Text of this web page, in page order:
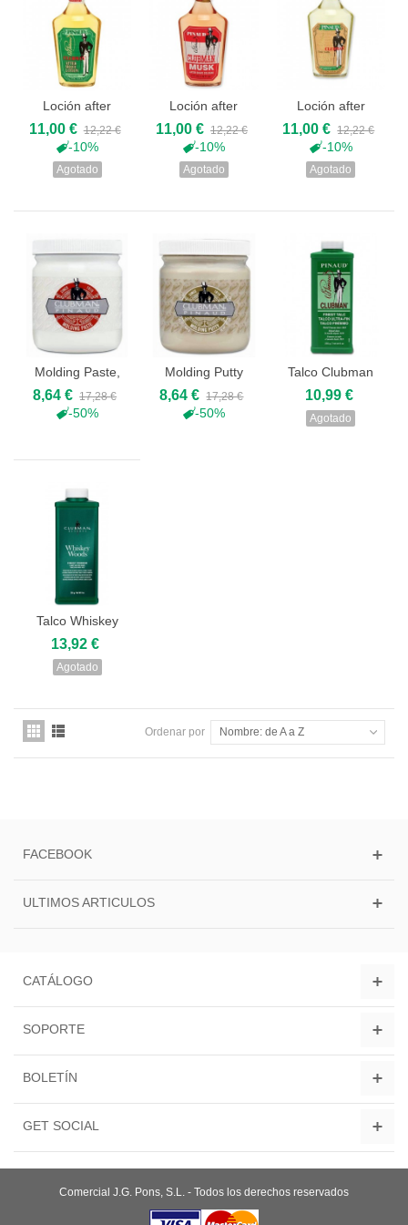
Loción after
shave Clubman
Pinaud
11,00 € 12,22 €
-10%
Agotado
Loción after
shave Musk...
11,00 € 12,22 €
-10%
Agotado
Loción after
shave...
11,00 € 12,22 €
-10%
Agotado
Molding Paste,
Pomada Brillo...
8,64 € 17,28 €
-50%
Molding Putty
Pomada Mate
Fuerte...
8,64 € 17,28 €
-50%
Talco Clubman
Pinaud 255 ml
10,99 €
Agotado
Talco Whiskey
Woods
Clubman...
13,92 €
Agotado
Ordenar por Nombre: de A a Z
FACEBOOK
ULTIMOS ARTICULOS
CATÁLOGO
SOPORTE
BOLETÍN
GET SOCIAL
Comercial J.G. Pons, S.L. - Todos los derechos reservados